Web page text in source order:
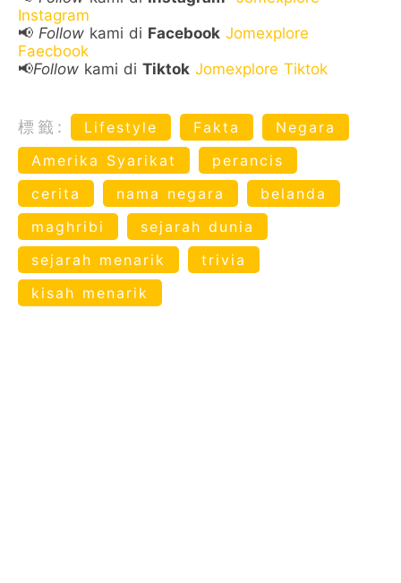
Instagram
📢 Follow kami di Facebook Jomexplore
Faecbook
📢Follow kami di Tiktok Jomexplore Tiktok
標籤: Lifestyle Fakta
Negara
Amerika Syarikat
perancis
cerita
nama negara
belanda
maghribi
sejarah dunia
sejarah menarik
trivia
kisah menarik